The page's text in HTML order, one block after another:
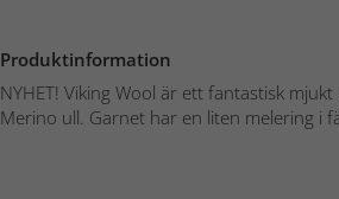
Produktinformation
NYHET! Viking Wool är ett fantastisk
Merino ull. Garnet har en liten melering i